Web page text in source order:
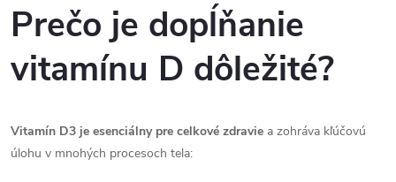
Prečo je dopĺňanie
vitamínu D dôležité?
Vitamín D3 je esenciálny pre celkové zdravie a zohráva kľúčovú
úlohu v mnohých procesoch tela: